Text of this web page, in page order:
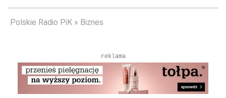
Polskie Radio PiK Biznes
reklama